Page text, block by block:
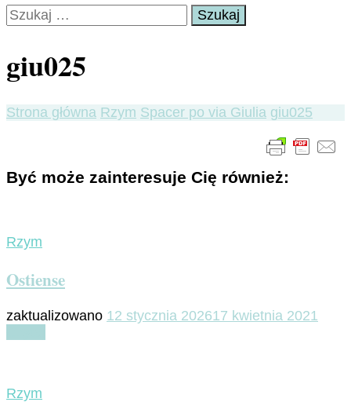
Szukaj:
giu025
Strona główna Rzym Spacer po via Giulia giu025
Być może zainteresuje Cię również:
Rzym
Ostiense
zaktualizowano 12 stycznia 202617 kwietnia 2021
Rzym